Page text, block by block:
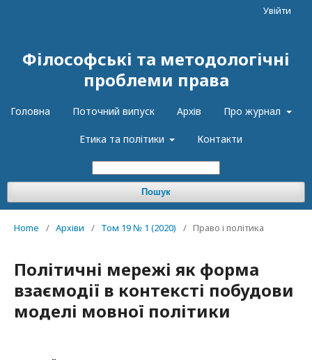
Філософські та методологічні
проблеми права
Головна Поточний випуск Архів Про журнал
Етика та політики Контакти
Пошук
Увійти
Home / Архіви / Том 19 № 1 (2020) / Право і політика
Політичні мережі як форма
взаємодії в контексті побудови
моделі мовної політики